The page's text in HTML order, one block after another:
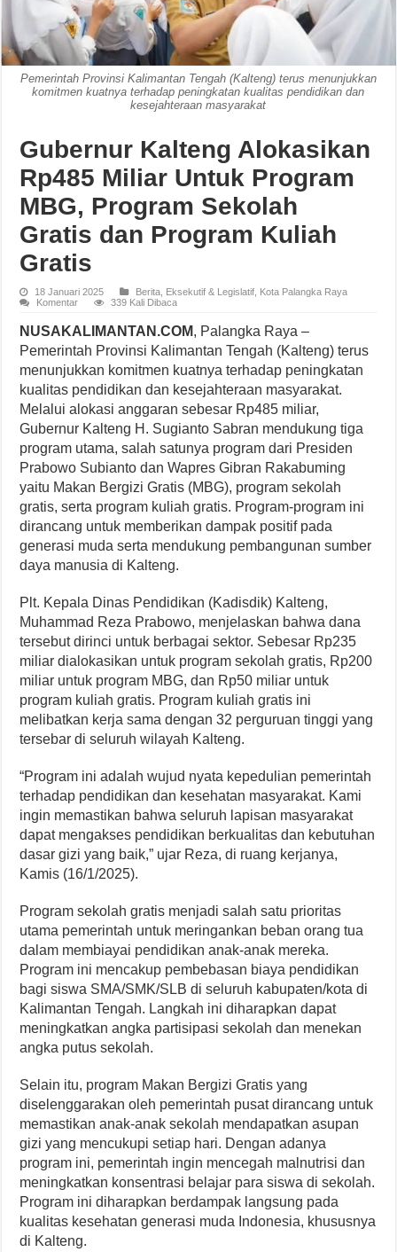
Pemerintah Provinsi Kalimantan Tengah (Kalteng) terus menunjukkan
komitmen kuatnya terhadap peningkatan kualitas pendidikan dan
kesejahteraan masyarakat
Gubernur Kalteng Alokasikan
Rp485 Miliar Untuk Program
MBG, Program Sekolah
Gratis dan Program Kuliah
Gratis
18 Januari 2025 Berita Eksekutif & Legislatif Kota Palangka Raya
Komentar
339 Kali Dibaca
NUSAKALIMANTAN.COM, Palangka Raya –
Pemerintah Provinsi Kalimantan Tengah (Kalteng) terus
menunjukkan komitmen kuatnya terhadap peningkatan
kualitas pendidikan dan kesejahteraan masyarakat.
Melalui alokasi anggaran sebesar Rp485 miliar,
Gubernur Kalteng H. Sugianto Sabran mendukung tiga
program utama, salah satunya program dari Presiden
Prabowo Subianto dan Wapres Gibran Rakabuming
yaitu Makan Bergizi Gratis (MBG), program sekolah
gratis, serta program kuliah gratis. Program-program ini
dirancang untuk memberikan dampak positif pada
generasi muda serta mendukung pembangunan sumber
daya manusia di Kalteng.
Plt. Kepala Dinas Pendidikan (Kadisdik) Kalteng,
Muhammad Reza Prabowo, menjelaskan bahwa dana
tersebut dirinci untuk berbagai sektor. Sebesar Rp235
miliar dialokasikan untuk program sekolah gratis, Rp200
miliar untuk program MBG, dan Rp50 miliar untuk
program kuliah gratis. Program kuliah gratis ini
melibatkan kerja sama dengan 32 perguruan tinggi yang
tersebar di seluruh wilayah Kalteng.
“Program ini adalah wujud nyata kepedulian pemerintah
terhadap pendidikan dan kesehatan masyarakat. Kami
ingin memastikan bahwa seluruh lapisan masyarakat
dapat mengakses pendidikan berkualitas dan kebutuhan
dasar gizi yang baik,” ujar Reza, di ruang kerjanya,
Kamis (16/1/2025).
Program sekolah gratis menjadi salah satu prioritas
utama pemerintah untuk meringankan beban orang tua
dalam membiayai pendidikan anak-anak mereka.
Program ini mencakup pembebasan biaya pendidikan
bagi siswa SMA/SMK/SLB di seluruh kabupaten/kota di
Kalimantan Tengah. Langkah ini diharapkan dapat
meningkatkan angka partisipasi sekolah dan menekan
angka putus sekolah.
Selain itu, program Makan Bergizi Gratis yang
diselenggarakan oleh pemerintah pusat dirancang untuk
memastikan anak-anak sekolah mendapatkan asupan
gizi yang mencukupi setiap hari. Dengan adanya
program ini, pemerintah ingin mencegah malnutrisi dan
meningkatkan konsentrasi belajar para siswa di sekolah.
Program ini diharapkan berdampak langsung pada
kualitas kesehatan generasi muda Indonesia, khususnya
di Kalteng.